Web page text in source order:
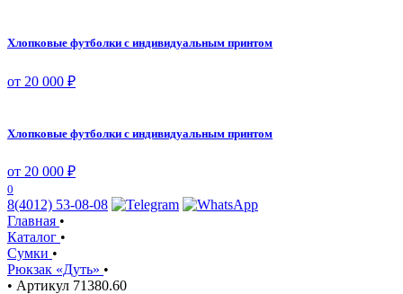
Хлопковые футболки с индивидуальным принтом
от 20 000 ₽
Хлопковые футболки с индивидуальным принтом
от 20 000 ₽
0
8(4012) 53-08-08
Главная •
Каталог •
Сумки •
Рюкзак «Дуть» •
• Артикул 71380.60